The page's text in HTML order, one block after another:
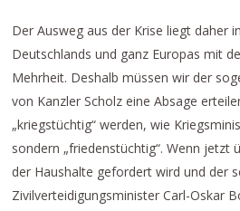
Der Ausweg aus der Krise liegt daher
Deutschlands und ganz Europas mit
Mehrheit. Deshalb müssen wir der
von Kanzler Scholz eine Absage
„kriegstüchtig“ werden, wie
sondern „friedenstüchtig“. Wenn jetzt
der Haushalte gefordert wird und der
Zivilverteidigungsminister Carl-Oskar